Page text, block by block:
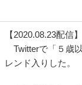
【2020.08.23配信】
Twitterで「５歳
レンド入りした。